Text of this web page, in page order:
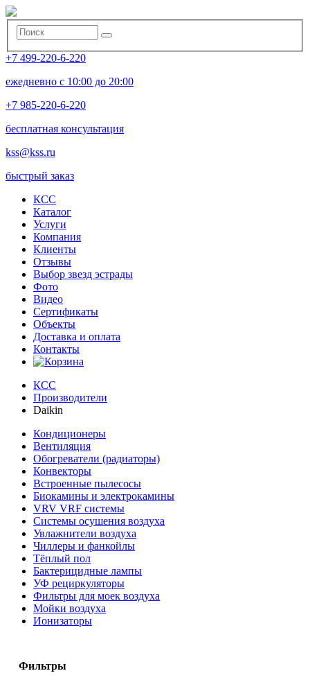
+7 499-220-6-220
ежедневно с 10:00 до 20:00
+7 985-220-6-220
бесплатная консультация
kss@kss.ru
быстрый заказ
КСС
Каталог
Услуги
Компания
Клиенты
Oтзывы
Выбор звезд эстрады
Фото
Видео
Сертификаты
Объекты
Доставка и оплата
Контакты
КСС
Производители
Daikin
Кондиционеры
Вентиляция
Обогреватели (радиаторы)
Конвекторы
Встроенные пылесосы
Биокамины и электрокамины
VRV VRF системы
Системы осушения воздуха
Увлажнители воздуха
Чиллеры и фанкойлы
Тёплый пол
Бактерицидные лампы
УФ рециркуляторы
Фильтры для моек воздуха
Мойки воздуха
Ионизаторы
Фильтры